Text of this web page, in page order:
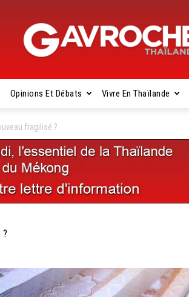
Gavroche
Opinions Et Débats Vivre En Thaïlande
fragilisé ?
?